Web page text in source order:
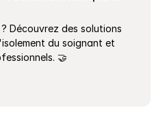
Découvrez des solutions
du soignant et
🤝